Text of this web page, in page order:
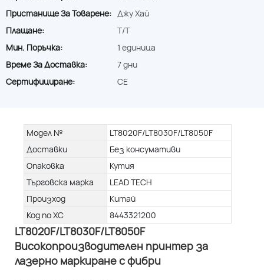
Пристанище За Товарене: Джу Хай
Плащане:
T/T
Мин. Поръчка:
1 единица
Време За Доставка:
7 дни
Сертифициране:
CE
Модел №
LT8020F/LT8030F/LT8050F
Доставки
Без консумативи
Опаковка
Кутия
Търговска марка
LEAD TECH
Произход
Китай
Код по ХС
8443321200
LT8020F/LT8030F/LT8050F
Високопроизводителен принтер за
лазерно маркиране с фибри